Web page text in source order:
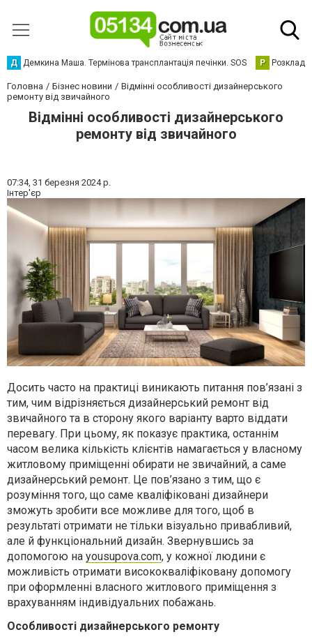
Д Демкина Маша. Термінова трансплантація печінки. SOS Р Розклад
Головна Бізнес новини
Відмінні особливості дизайнерського
ремонту від звичайного
Відмінні особливості дизайнерського
ремонту від звичайного
07:34, 31 березня 2024 р.
Інтер'єр
Досить часто на практиці виникають питання пов’язані з
тим, чим відрізняється дизайнерський ремонт від
звичайного та в сторону якого варіанту варто віддати
перевагу. При цьому, як показує практика, останнім
часом велика кількість клієнтів намагається у власному
житловому приміщенні обирати не звичайний, а саме
дизайнерський ремонт. Це пов’язано з тим, що є
розуміння того, що саме кваліфіковані дизайнери
зможуть зробити все можливе для того, щоб в
результаті отримати не тільки візуально привабливий,
але й функціональний дизайн. Звернувшись за
допомогою на yousupova.com, у кожної людини є
можливість отримати висококваліфіковану допомогу
при оформленні власного житлового приміщення з
врахуванням індивідуальних побажань.
Особливості дизайнерського ремонту